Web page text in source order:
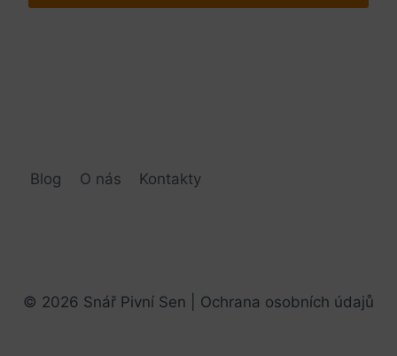
Blog O nás Kontakty
© 2026 Snář Pivní Sen | Ochrana osobních údajů